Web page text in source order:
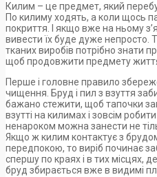
Килим – це предмет, який
По килиму ходять, а коли щось
покриття. І якщо вже на ньому
вивести їх буде дуже непросто.
тканих виробів потрібно знати
щоб продовжити предмету
Перше і головне правило
чищення. Бруд і пил з взуття
бажано стежити, щоб тапочки
взутті на килимах і зовсім
ненароком можна занести не
Якщо ж килим контактує з
передпокою, то виріб починає
спершу по краях і в тих місцях,
бруд збирається вже в видимі